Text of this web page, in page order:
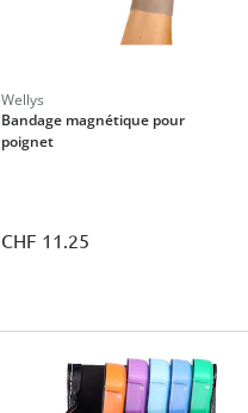
Wellys
Bandage magnétique pour
poignet
CHF 11.25